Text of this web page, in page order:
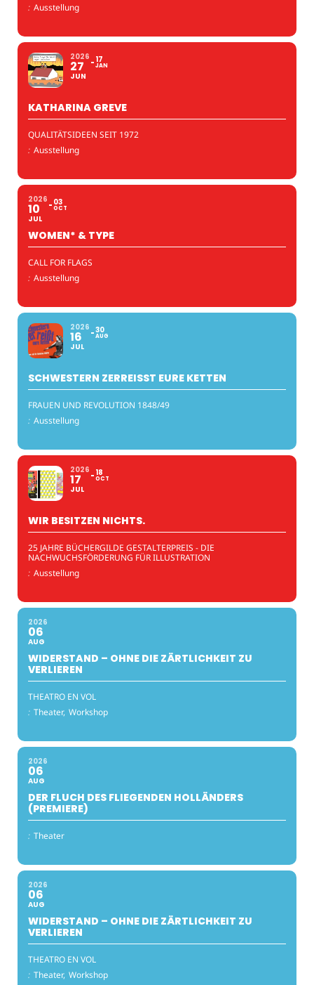
: Ausstellung
2026
27
JUN
17
JAN
KATHARINA GREVE
QUALITÄTSIDEEN SEIT 1972
: Ausstellung
2026
10
JUL
03
OCT
WOMEN* & TYPE
CALL FOR FLAGS
: Ausstellung
2026
16
JUL
30
AUG
SCHWESTERN ZERREISST EURE KETTEN
FRAUEN UND REVOLUTION 1848/49
: Ausstellung
2026
17
JUL
18
OCT
WIR BESITZEN NICHTS.
25 JAHRE BÜCHERGILDE GESTALTERPREIS - DIE
NACHWUCHSFÖRDERUNG FÜR ILLUSTRATION
: Ausstellung
2026
06
AUG
WIDERSTAND – OHNE DIE ZÄRTLICHKEIT ZU
VERLIEREN
THEATRO EN VOL
: Theater, Workshop
2026
06
AUG
DER FLUCH DES FLIEGENDEN HOLLÄNDERS
(PREMIERE)
: Theater
2026
06
AUG
WIDERSTAND – OHNE DIE ZÄRTLICHKEIT ZU
VERLIEREN
THEATRO EN VOL
: Theater, Workshop